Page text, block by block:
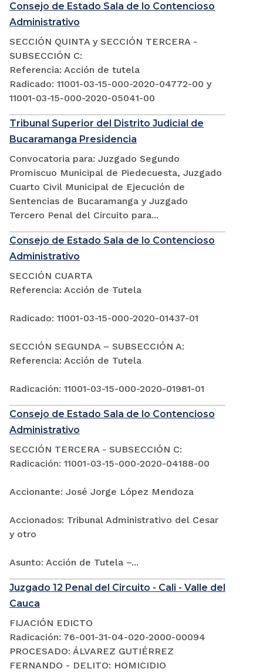
Consejo de Estado Sala de lo Contencioso
Administrativo
SECCIÓN QUINTA y SECCIÓN TERCERA -
SUBSECCIÓN C:
Referencia: Acción de tutela
Radicado: 11001-03-15-000-2020-04772-00 y
11001-03-15-000-2020-05041-00
Tribunal Superior del Distrito Judicial de
Bucaramanga Presidencia
Convocatoria para: Juzgado Segundo
Promiscuo Municipal de Piedecuesta, Juzgado
Cuarto Civil Municipal de Ejecución de
Sentencias de Bucaramanga y Juzgado
Tercero Penal del Circuito para...
Consejo de Estado Sala de lo Contencioso
Administrativo
SECCIÓN CUARTA
Referencia: Acción de Tutela
Radicado: 11001-03-15-000-2020-01437-01
SECCIÓN SEGUNDA – SUBSECCIÓN A:
Referencia: Acción de Tutela
Radicación: 11001-03-15-000-2020-01981-01
Consejo de Estado Sala de lo Contencioso
Administrativo
SECCIÓN TERCERA - SUBSECCIÓN C:
Radicación: 11001-03-15-000-2020-04188-00
Accionante: José Jorge López Mendoza
Accionados: Tribunal Administrativo del Cesar
y otro
Asunto: Acción de Tutela –...
Juzgado 12 Penal del Circuito - Cali - Valle del
Cauca
FIJACIÓN EDICTO
Radicación: 76-001-31-04-020-2000-00094
PROCESADO: ÁLVAREZ GUTIÉRREZ
FERNANDO - DELITO: HOMICIDIO